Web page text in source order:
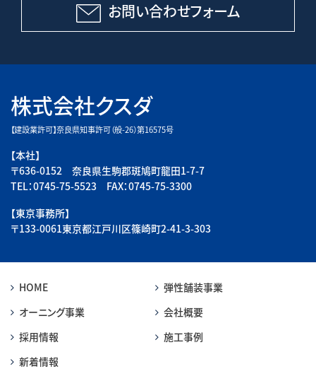
お問い合わせフォーム
株式会社クスダ
【建設業許可】奈良県知事許可（般-26）第16575号
【本社】
〒636-0152 奈良県生駒郡斑鳩町龍田1-7-7
TEL：0745-75-5523 FAX：0745-75-3300
【東京事務所】
〒133-0061東京都江戸川区篠崎町2-41-3-303
HOME
弾性舗装事業
オーニング事業
会社概要
採用情報
施工事例
新着情報